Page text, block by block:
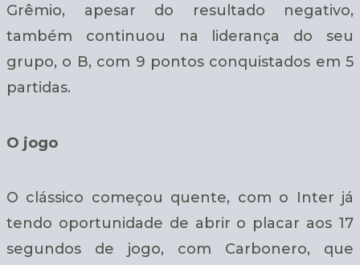
Grêmio, apesar do resultado negativo,
também continuou na liderança do seu
grupo, o B, com 9 pontos conquistados em 5
partidas.
O jogo
O clássico começou quente, com o Inter já
tendo oportunidade de abrir o placar aos 17
segundos de jogo, com Carbonero, que